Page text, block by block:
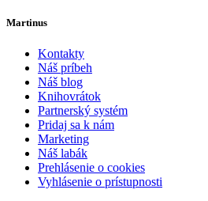
Martinus
Kontakty
Náš príbeh
Náš blog
Knihovrátok
Partnerský systém
Pridaj sa k nám
Marketing
Náš labák
Prehlásenie o cookies
Vyhlásenie o prístupnosti